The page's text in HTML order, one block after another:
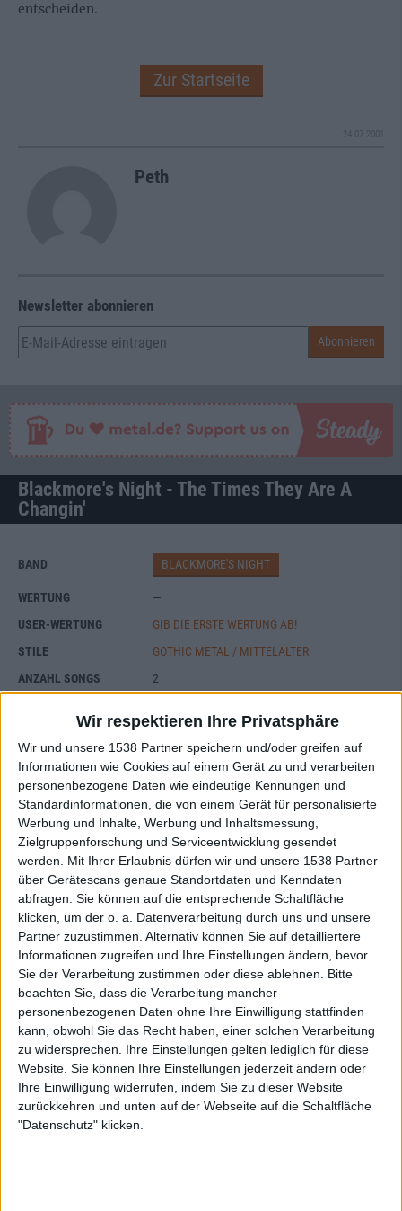
Wir respektieren Ihre Privatsphäre
Wir und unsere 1538 Partner speichern und/oder greifen auf
Informationen wie Cookies auf einem Gerät zu und verarbeiten
personenbezogene Daten wie eindeutige Kennungen und
Standardinformationen, die von einem Gerät für personalisierte
Werbung und Inhalte, Werbung und Inhaltsmessung,
Zielgruppenforschung und Serviceentwicklung gesendet
werden.
Mit Ihrer Erlaubnis dürfen wir und unsere 1538 Partner
über Gerätescans genaue Standortdaten und Kenndaten
abfragen. Sie können auf die entsprechende Schaltfläche
klicken, um der o. a. Datenverarbeitung durch uns und unsere
Partner zuzustimmen. Alternativ können Sie auf detailliertere
Informationen zugreifen und Ihre Einstellungen ändern, bevor
Sie der Verarbeitung zustimmen oder diese ablehnen.
Bitte
beachten Sie, dass die Verarbeitung mancher
personenbezogenen Daten ohne Ihre Einwilligung stattfinden
kann, obwohl Sie das Recht haben, einer solchen Verarbeitung
zu widersprechen. Ihre Einstellungen gelten lediglich für diese
Website. Sie können Ihre Einstellungen jederzeit ändern oder
Ihre Einwilligung widerrufen, indem Sie zu dieser Website
zurückkehren und unten auf der Webseite auf die Schaltfläche
"Datenschutz" klicken.
entscheiden.
Zur Startseite
Peth
Newsletter abonnieren
Blackmore's Night - The Times They Are A
Changin'
BAND BLACKMORE'S NIGHT
WERTUNG
—
USER-WERTUNG
GIB DIE ERSTE WERTUNG AB!
STILE
GOTHIC METAL / MITTELALTER
ANZAHL SONGS
2
LABEL
STEAMHAMMER
Interessante Alben finden